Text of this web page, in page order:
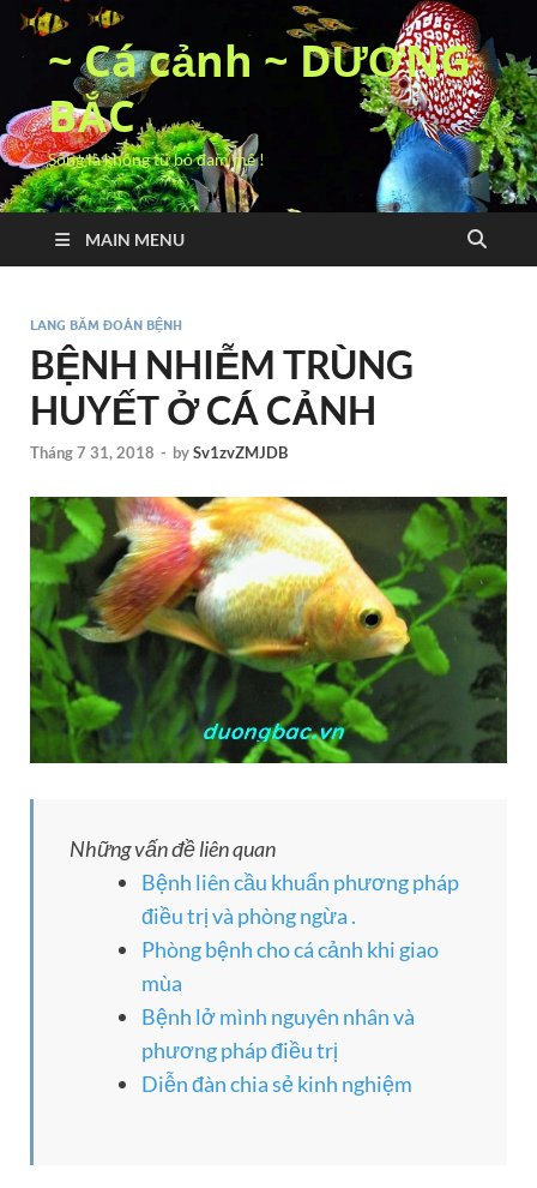
~ Cá cảnh ~ DƯƠNG
BẮC
Sống là không từ bỏ đam mê !
MAIN MENU
LANG BĂM ĐOÁN BỆNH
BỆNH NHIỄM TRÙNG
HUYẾT Ở CÁ CẢNH
Tháng 7 31, 2018 - bySv1zvZMJDB
Những vấn đề liên quan
Bệnh liên cầu khuẩn phương pháp
điều trị và phòng ngừa .
Phòng bệnh cho cá cảnh khi giao
mùa
Bệnh lở mình nguyên nhân và
phương pháp điều trị
Diễn đàn chia sẻ kinh nghiệm